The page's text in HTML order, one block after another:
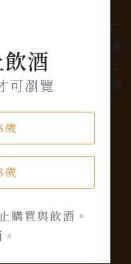
酒
可瀏覽
歲
歲
購買與飲酒。
的店家，為您提供優
熱愛品味經典的威士
我們都有廣泛的選